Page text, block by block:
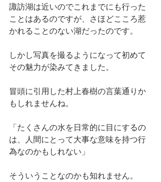
諏訪湖は近いのでこれまでにも行った
ことはあるのですが、さほどこころ惹
かれることのない湖だったのです。
しかし写真を撮るようになって初めて
その魅力が染みてきました。
冒頭に引用した村上春樹の言葉通りか
もしれませんね。
「たくさんの水を日常的に目にするの
は、人間にとって大事な意味を持つ行
為なのかもしれない」
そういうことなのかも知れません。